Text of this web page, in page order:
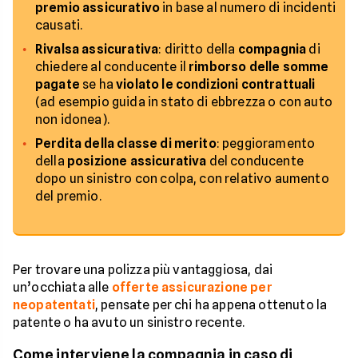
premio assicurativo in base al numero di incidenti
causati.
Rivalsa assicurativa: diritto della compagnia di
chiedere al conducente il rimborso delle somme
pagate se haviolato le condizioni contrattuali
(ad esempio guida in stato di ebbrezza o con auto
non idonea).
Perdita della classe di merito: peggioramento
della posizione assicurativa del conducente
dopo un sinistro con colpa, con relativo aumento
del premio.
Per trovare una polizza più vantaggiosa, dai
un’occhiata alle offerte assicurazione per
neopatentati, pensate per chi ha appena ottenuto la
patente o ha avuto un sinistro recente.
Come interviene la compagnia in caso di